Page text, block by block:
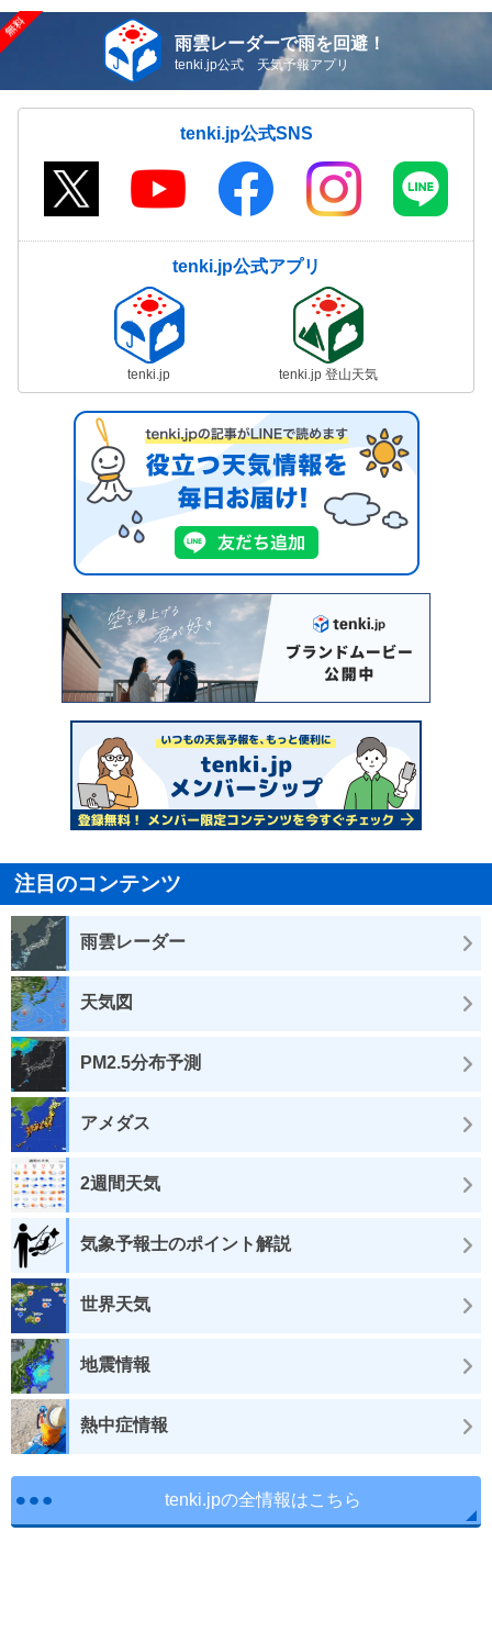
雨雲レーダーで雨を回避！
tenki.jp公式 天気予報アプリ
tenki.jp公式SNS
tenki.jp公式アプリ
tenki.jp tenki.jp 登山天気
注目のコンテンツ
雨雲レーダー
天気図
PM2.5分布予測
アメダス
2週間天気
気象予報士のポイント解説
世界天気
地震情報
熱中症情報
tenki.jpの全情報はこちら